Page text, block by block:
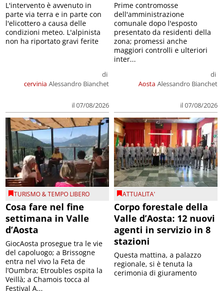
cervinia
di
Alessandro Bianchet
il 07/08/2026
L'intervento è avvenuto in
parte via terra e in parte con
l'elicottero a causa delle
condizioni meteo. L'alpinista
non ha riportato gravi ferite
Aosta
di
Alessandro Bianchet
il 07/08/2026
Prime contromosse
dell'amministrazione
comunale dopo l'esposto
presentato da residenti della
zona; promessi anche
maggiori controlli e ulteriori
inter...
TURISMO & TEMPO LIBERO
Cosa fare nel fine
settimana in Valle
d’Aosta
GiocAosta prosegue tra le vie
del capoluogo; a Brissogne
entra nel vivo la Feta de
l’Oumbra; Etroubles ospita la
Veillà; a Chamois tocca al
Festival A...
ATTUALITA'
Corpo forestale della
Valle d’Aosta: 12 nuovi
agenti in servizio in 8
stazioni
Questa mattina, a palazzo
regionale, si è tenuta la
cerimonia di giuramento